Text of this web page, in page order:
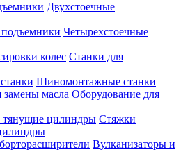
Двухстоечные
Четырехстоечные
Станки для
Шиномонтажные станки
Оборудование для
Стяжки
Вулканизаторы и